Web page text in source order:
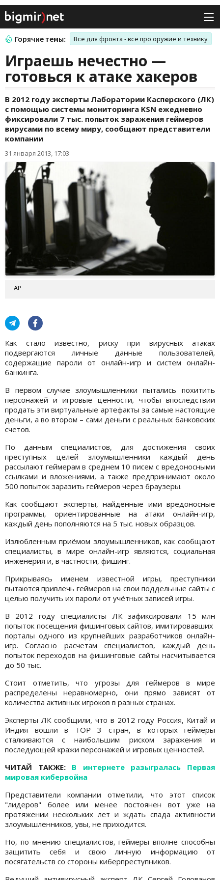
Горячие темы: Все для фронта - все про оружие и технику
Играешь нечестно —
готовься к атаке хакеров
В 2012 году эксперты Лаборатории Касперского (ЛК)
с помощью системы мониторинга KSN ежедневно
фиксировали 7 тыс. попыток заражения геймеров
вирусами по всему миру, сообщают представители
компании
31 января 2013, 17:03
AP
Как стало известно, риску при вирусных атаках
подвергаются личные данные пользователей,
содержащие пароли от онлайн-игр и систем онлайн-
банкинга.
В первом случае злоумышленники пытались похитить
персонажей и игровые ценности, чтобы впоследствии
продать эти виртуальные артефакты за самые настоящие
деньги, а во втором – сами деньги с реальных банковских
счетов.
По данным специалистов, для достижения своих
преступных целей злоумышленники каждый день
рассылают геймерам в среднем 10 писем с вредоносными
ссылками и вложениями, а также предпринимают около
500 попыток заразить геймеров через браузеры.
Как сообщают эксперты, найденные ими вредоносные
программы, ориентированные на атаки онлайн-игр,
каждый день пополняются на 5 тыс. новых образцов.
Излюбленным приёмом злоумышленников, как сообщают
специалисты, в мире онлайн-игр являются, социальная
инженерия и, в частности, фишинг.
Прикрываясь именем известной игры, преступники
пытаются привлечь геймеров на свои поддельные сайты с
целью получить их пароли от учётных записей игры.
В 2012 году специалисты ЛК зафиксировали 15 млн
попыток посещения фишинговых сайтов, имитировавших
порталы одного из крупнейших разработчиков онлайн-
игр. Согласно расчетам специалистов, каждый день
попыток переходов на фишинговые сайты насчитывается
до 50 тыс.
Стоит отметить, что угрозы для геймеров в мире
распределены неравномерно, они прямо зависят от
количества активных игроков в разных странах.
Эксперты ЛК сообщили, что в 2012 году Россия, Китай и
Индия вошли в TOP 3 стран, в которых геймеры
сталкиваются с наибольшим риском заражения и
последующей кражи персонажей и игровых ценностей.
ЧИТАЙ ТАКЖЕ: В интернете разыгралась Первая
мировая кибервойна
Представители компании отметили, что этот список
"лидеров" более или менее постоянен вот уже на
протяжении нескольких лет и ждать спада активности
злоумышленников, увы, не приходится.
Но, по мнению специалистов, геймеры вполне способны
защитить себя и свою личную информацию от
посягательств со стороны киберпреступников.